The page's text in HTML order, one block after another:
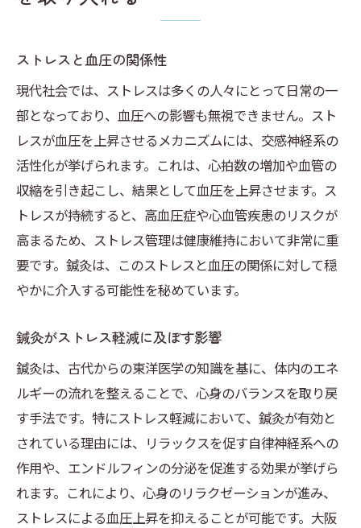
ストレスと血圧の関係性
現代社会では、ストレスは多くの人々にとって日常の一
部となっており、血圧への影響も無視できません。スト
レスが血圧を上昇させるメカニズムには、交感神経系の
活性化が挙げられます。これは、心拍数の増加や血管の
収縮を引き起こし、結果として血圧を上昇させます。ス
トレスが持続すると、高血圧症や心血管疾患のリスクが
高まるため、ストレス管理は健康維持において非常に重
要です。鍼灸は、このストレスと血圧の関係に対して穏
やかに介入する可能性を秘めています。
鍼灸がストレス軽減に及ぼす影響
鍼灸は、古代からの東洋医学の知識を基に、体内のエネ
ルギーの流れを整えることで、心身のバランスを取り戻
す手法です。特にストレス軽減において、鍼灸が有効と
されている理由には、リラックスを促す自律神経系への
作用や、エンドルフィンの分泌を促進する効果が挙げら
れます。これにより、心身のリラクゼーションが進み、
ストレスによる血圧上昇を抑えることが可能です。大阪